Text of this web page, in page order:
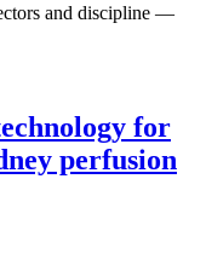
and discipline —
for
perfusion